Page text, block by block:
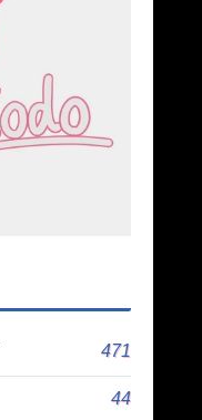
471
44